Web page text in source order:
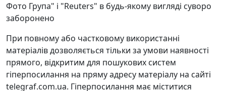
Фото Група" і "Reuters" в будь-якому вигляді суворо
заборонено
При повному або частковому використанні
матеріалів дозволяється тільки за умови наявності
прямого, відкритим для пошукових систем
гіперпосилання на пряму адресу матеріалу на сайті
telegraf.com.ua. Гіперпосилання має міститися